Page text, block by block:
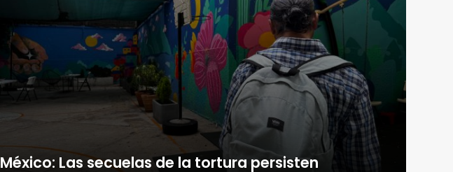
México: Las secuelas de la tortura persisten